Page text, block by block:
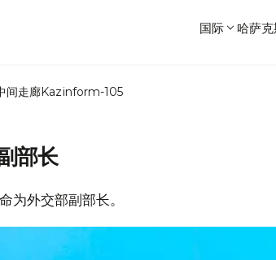
国际 哈萨克
间走廊Kazinform-105
部长
为外交部副部长。